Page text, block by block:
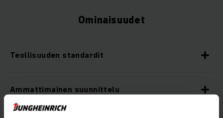
Ominaisuudet
Teollisuuden standardit
Ammattimainen suunnittelu